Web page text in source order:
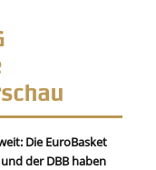
Die EuroBasket
der DBB haben